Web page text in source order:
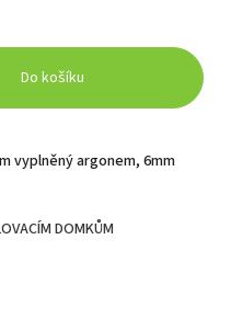
Do košíku
vyplněný argonem, 6mm
DOMKŮM